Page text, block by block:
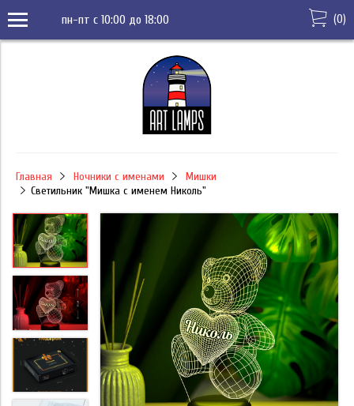
пн-пт с 10:00 до 18:00 (0)
Главная Ночники с именами
Мишки
Светильник "Мишка с именем Николь"